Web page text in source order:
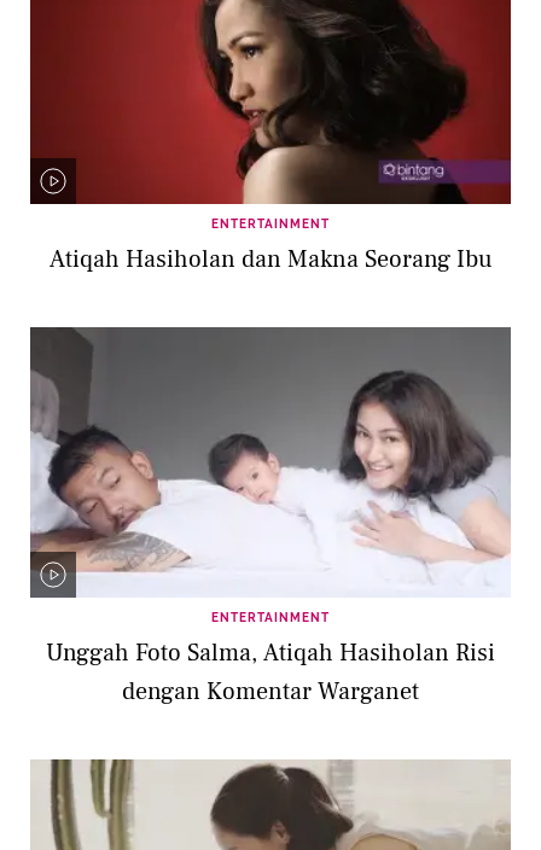
ENTERTAINMENT
Atiqah Hasiholan dan Makna Seorang Ibu
ENTERTAINMENT
Unggah Foto Salma, Atiqah Hasiholan Risi
dengan Komentar Warganet